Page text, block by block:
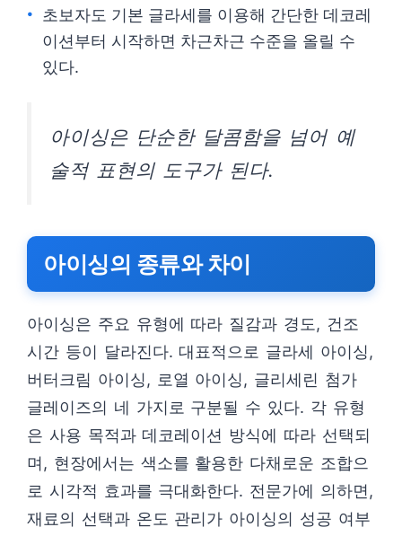
초보자도 기본 글라세를 이용해 간단한 데코레
이션부터 시작하면 차근차근 수준을 올릴 수
있다.
아이싱은 단순한 달콤함을 넘어 예
술적 표현의 도구가 된다.
아이싱의 종류와 차이
아이싱은 주요 유형에 따라 질감과 경도, 건조
시간 등이 달라진다. 대표적으로 글라세 아이싱,
버터크림 아이싱, 로열 아이싱, 글리세린 첨가
글레이즈의 네 가지로 구분될 수 있다. 각 유형
은 사용 목적과 데코레이션 방식에 따라 선택되
며, 현장에서는 색소를 활용한 다채로운 조합으
로 시각적 효과를 극대화한다. 전문가에 의하면,
재료의 선택과 온도 관리가 아이싱의 성공 여부